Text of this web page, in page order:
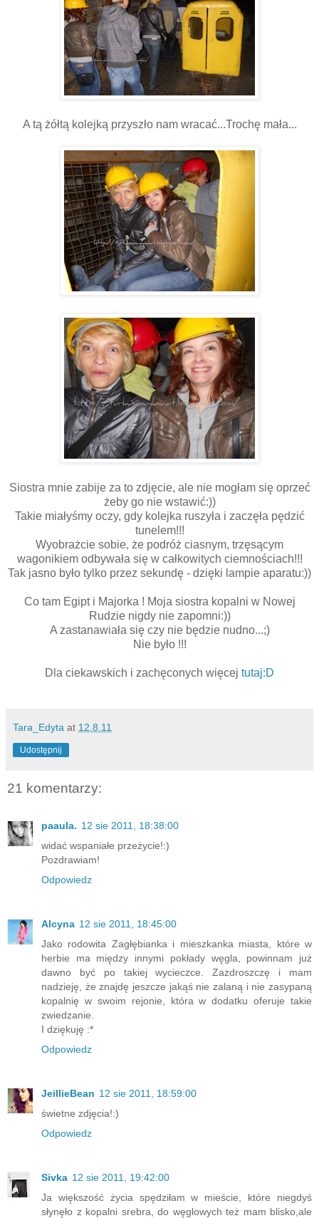
A tą żółtą kolejką przyszło nam wracać...Trochę mała...
Siostra mnie zabije za to zdjęcie, ale nie mogłam się oprzeć
żeby go nie wstawić:))
Takie miałyśmy oczy, gdy kolejka ruszyła i zaczęła pędzić
tunelem!!!
Wyobrażcie sobie, że podróż ciasnym, trzęsącym
wagonikiem odbywała się w całkowitych ciemnościach!!!
Tak jasno było tylko przez sekundę - dzięki lampie aparatu:))
Co tam Egipt i Majorka ! Moja siostra kopalni w Nowej
Rudzie nigdy nie zapomni:))
A zastanawiała się czy nie będzie nudno...;)
Nie było !!!
Dla ciekawskich i zachęconych więcej tutaj:D
Tara_Edyta at 12.8.11
Udostępnij
21 komentarzy:
paaula. 12 sie 2011, 18:38:00
widać wspaniałe przeżycie!:)
Pozdrawiam!
Odpowiedz
Alcyna 12 sie 2011, 18:45:00
Jako rodowita Zagłębianka i mieszkanka miasta, które w
herbie ma między innymi pokłady węgla, powinnam już
dawno być po takiej wycieczce. Zazdroszczę i mam
nadzieję, że znajdę jeszcze jakąś nie zalaną i nie zasypaną
kopalnię w swoim rejonie, która w dodatku oferuje takie
zwiedzanie.
I dziękuję :*
Odpowiedz
JeillieBean 12 sie 2011, 18:59:00
świetne zdjęcia!:)
Odpowiedz
Sivka 12 sie 2011, 19:42:00
Ja większość życia spędziłam w mieście, które niegdyś
słynęło z kopalni srebra, do węglowych też mam blisko,ale